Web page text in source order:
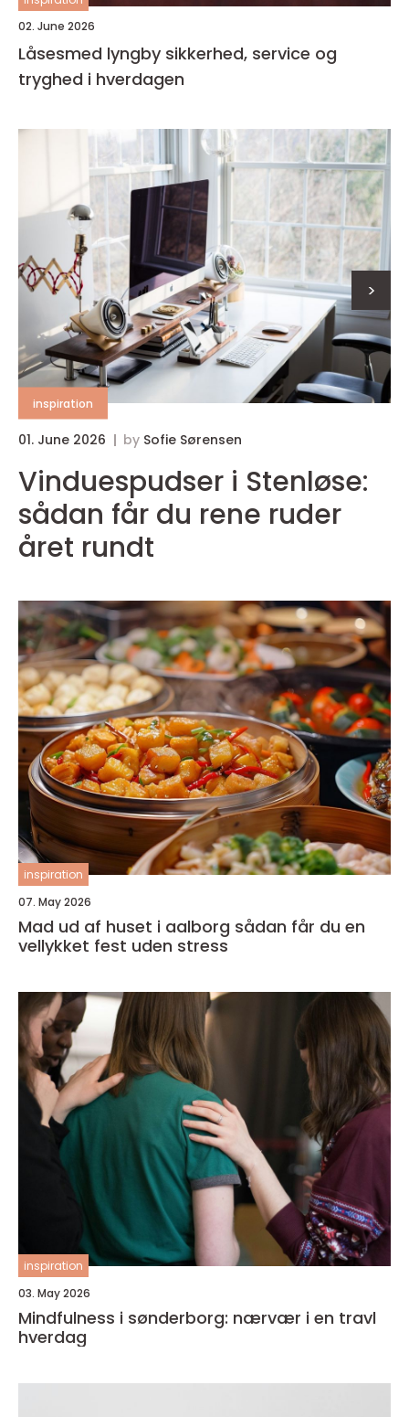
02. June 2026
Låsesmed lyngby sikkerhed, service og
tryghed i hverdagen
inspiration
01. June 2026 by Sofie Sørensen
Vinduespudser i Stenløse:
sådan får du rene ruder
året rundt
>
inspiration
07. May 2026
Mad ud af huset i aalborg sådan får du en
vellykket fest uden stress
inspiration
03. May 2026
Mindfulness i sønderborg: nærvær i en travl
hverdag